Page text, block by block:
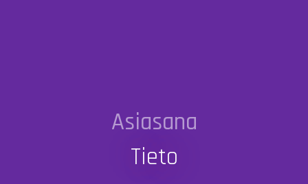
Asiasana
Tieto